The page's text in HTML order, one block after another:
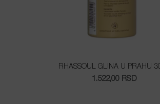
RHASSOUL GLINA U PRAHU
1.522,00 RSD